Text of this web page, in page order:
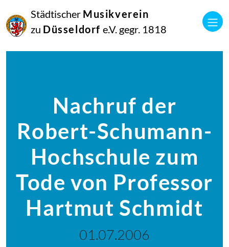
Städtischer Musikverein
zu Düsseldorf e.V. gegr. 1818
Nachruf der
Robert-Schumann-
Hochschule zum
Tode von Professor
Hartmut Schmidt
01.07.2006